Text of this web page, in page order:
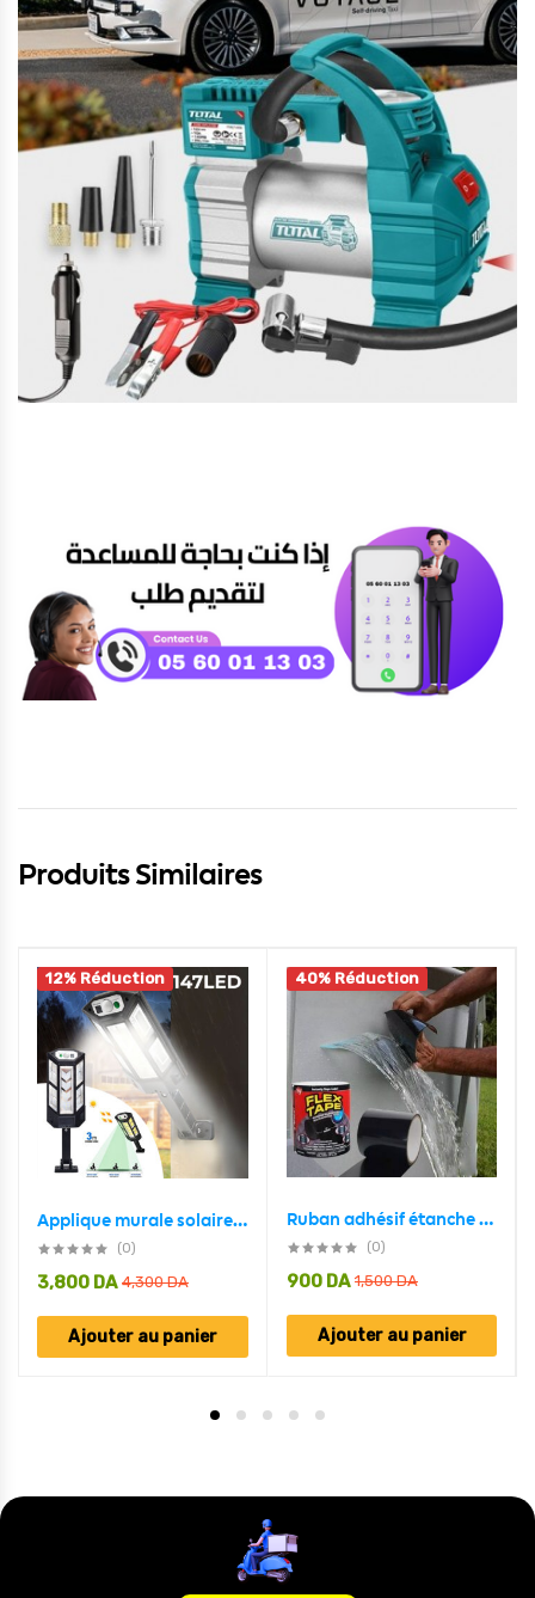
Produits Similaires
12% Réduction
Applique murale solaire à 147 LED avec capteur de mouvement PIR ètanche
(0)
4,300DA
3,800 DA
Ajouter au panier
40% Réduction
Ruban adhésif étanche Super résistant de 150cm, auto-fixante
(0)
1,500DA
900 DA
Ajouter au panier